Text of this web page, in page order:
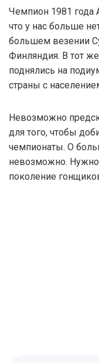
Чемпион 1981 года
что у нас больше
большем везении
Финляндия. В тот
поднялись на
страны с
Невозможно
для того, чтобы
чемпионаты. О
невозможно.
поколение